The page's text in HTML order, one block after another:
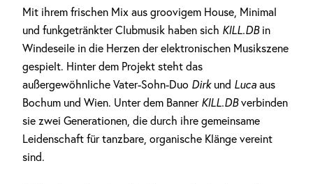
Mit ihrem frischen Mix aus groovigem House, Minimal
und funkgetränkter Clubmusik haben sich KILL.DB in
Windeseile in die Herzen der elektronischen Musikszene
gespielt. Hinter dem Projekt steht das
außergewöhnliche Vater-Sohn-Duo Dirk und Luca aus
Bochum und Wien. Unter dem Banner KILL.DBverbinden
sie zwei Generationen, die durch ihre gemeinsame
Leidenschaft für tanzbare, organische Klänge vereint
sind.